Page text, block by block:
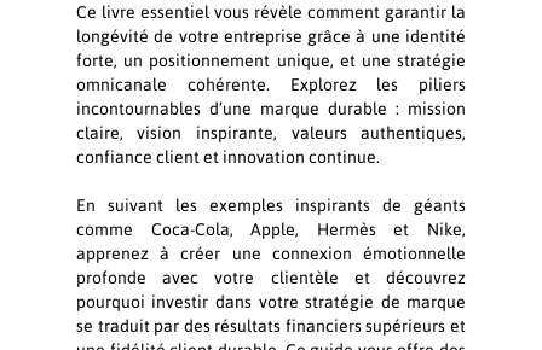
Ce livre essentiel vous révèle comment garantir la
longévité de votre entreprise grâce à une identité
forte, un positionnement unique, et une stratégie
omnicanale cohérente. Explorez les piliers
incontournables d’une marque durable : mission
claire, vision inspirante, valeurs authentiques,
confiance client et innovation continue.
En suivant les exemples inspirants de géants
comme Coca-Cola, Apple, Hermès et Nike,
apprenez à créer une connexion émotionnelle
profonde avec votre clientèle et découvrez
pourquoi investir dans votre stratégie de marque
se traduit par des résultats financiers supérieurs et